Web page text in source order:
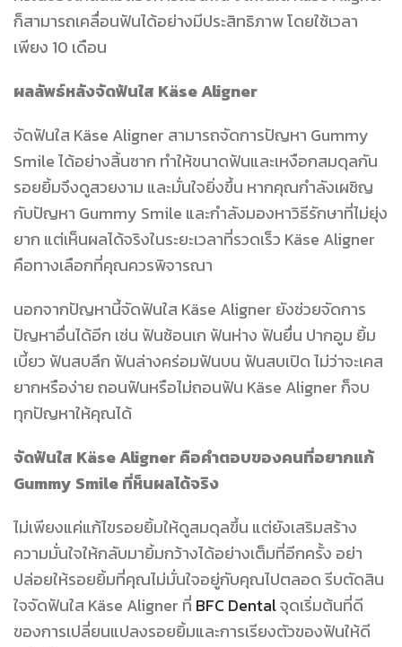
ก็สามารถเคลื่อนฟันได้อย่างมีประสิทธิภาพ โดยใช้เวลา
เพียง 10 เดือน
ผลลัพธ์หลังจัดฟันใส Käse Aligner
จัดฟันใส Käse Aligner สามารถจัดการปัญหา Gummy
Smile ได้อย่างสิ้นซาก ทำให้ขนาดฟันและเหงือกสมดุลกัน
รอยยิ้มจึงดูสวยงาม และมั่นใจยิ่งขึ้น หากคุณกำลังเผชิญ
กับปัญหา Gummy Smile และกำลังมองหาวิธีรักษาที่ไม่ยุ่ง
ยาก แต่เห็นผลได้จริงในระยะเวลาที่รวดเร็ว Käse Aligner
คือทางเลือกที่คุณควรพิจารณา
นอกจากปัญหานี้จัดฟันใส Käse Aligner ยังช่วยจัดการ
ปัญหาอื่นได้อีก เช่น ฟันซ้อนเก ฟันห่าง ฟันยื่น ปากอูม ยิ้ม
เบี้ยว ฟันสบลึก ฟันล่างคร่อมฟันบน ฟันสบเปิด ไม่ว่าจะเคส
ยากหรือง่าย ถอนฟันหรือไม่ถอนฟัน Käse Aligner ก็จบ
ทุกปัญหาให้คุณได้
จัดฟันใส Käse Aligner คือคำตอบของคนที่อยากแก้
Gummy Smile ที่ห็นผลได้จริง
ไม่เพียงแค่แก้ไขรอยยิ้มให้ดูสมดุลขึ้น แต่ยังเสริมสร้าง
ความมั่นใจให้กลับมายิ้มกว้างได้อย่างเต็มที่อีกครั้ง อย่า
ปล่อยให้รอยยิ้มที่คุณไม่มั่นใจอยู่กับคุณไปตลอด รีบตัดสิน
ใจจัดฟันใส Käse Aligner ที่ BFC Dentalจุดเริ่มต้นที่ดี
ของการเปลี่ยนแปลงรอยยิ้มและการเรียงตัวของฟันให้ดี